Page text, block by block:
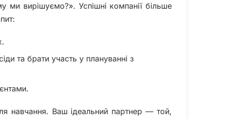
вирішуємо?». Успішні компанії більше
та брати участь у плануванні з
навчання. Ваш ідеальний партнер — той,